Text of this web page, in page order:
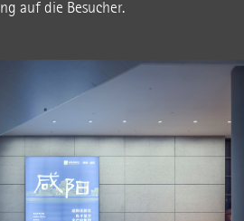
auf die Besucher.